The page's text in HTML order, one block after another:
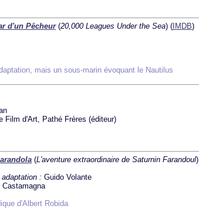
d'un Pêcheur(20,000 Leagues Under the Sea) ( IMDB)
mais un sous-marin évoquant le Nautilus
Film d'Art, Pathé Frères (éditeur)
(L'aventure extraordinaire de Saturnin Farandoul)
: Guido Volante
d'Albert Robida